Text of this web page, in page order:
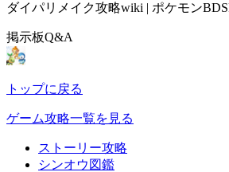
ダイパリメイク攻略wiki | ポケモン
掲示板Q&A
トップに戻る
ゲーム攻略一覧を見る
ストーリー攻略
シンオウ図鑑